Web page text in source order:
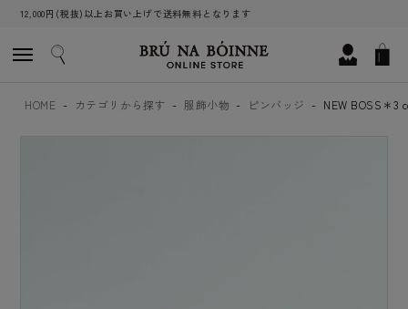
12,000円(税抜)以上お買い上げで送料無料となります
HOME カテゴリから探す 服飾小物 ピンバッジ NEW BOSS＊3